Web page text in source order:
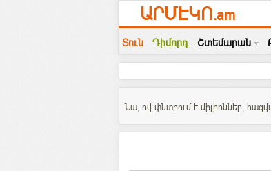
ԱՐՄԷԿՈ.am
Տուն Դիմորդ Շտեմարան
Նա, ով փնտրում է միլիոններ,